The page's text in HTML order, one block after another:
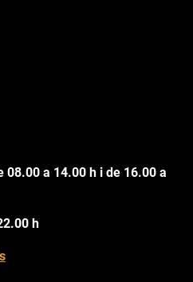
08.00 a 14.00 h i de 16.00 a
h